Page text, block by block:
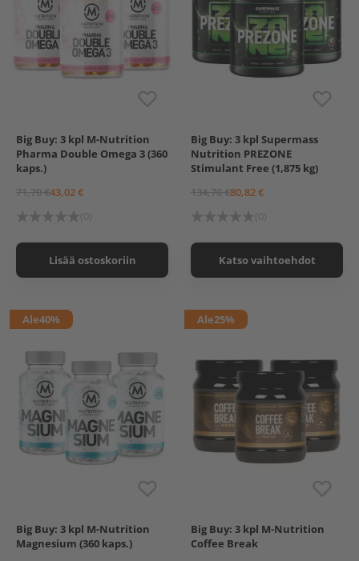
M-Nutrition Pharma
Double Omega 3, 120
kaps.
Big Buy: 3 kpl M-Nutrition
Pharma Double Omega 3 (360
kaps.)
71,70 €43,02 €
Lisää ostoskoriin
Supermass Nutrition
PREZONE Stimulant free
625 g
PREZONE Stimulant free
Supermass Nutrition
Big Buy: 3 kpl Supermass
Nutrition PREZONE
Stimulant Free (1,875 kg)
134,70 €80,82 €
Katso vaihtoehdot
M-Nutrition Magnesium,
120 kaps.
Ale40%
Big Buy: 3 kpl M-Nutrition
Magnesium (360 kaps.)
M-Nutrition Coffee Break
With Protein, 300 g
Ale25%
Big Buy: 3 kpl M-Nutrition
Coffee Break